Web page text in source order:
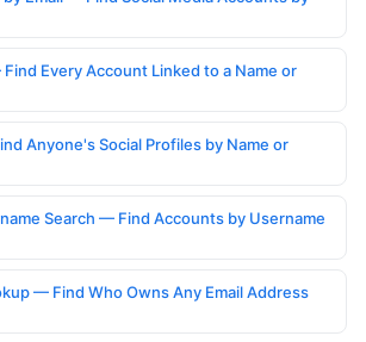
Every Account Linked to a Name or
Anyone's Social Profiles by Name or
Search — Find Accounts by Username
— Find Who Owns Any Email Address